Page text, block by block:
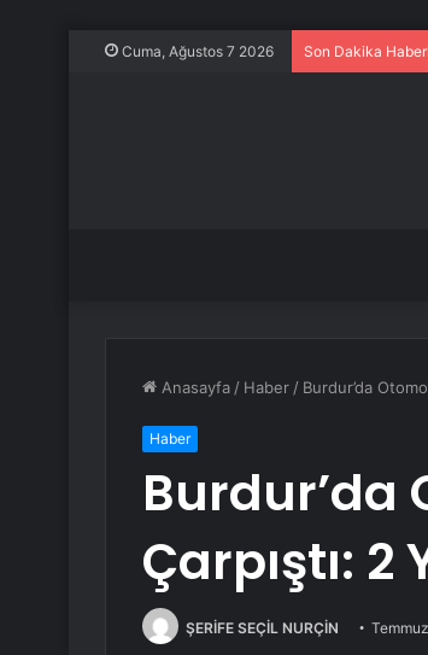
Cuma, Ağustos 7 2026 Son Dakika
Anasayfa / Haber / Burdur’da
Haber
Burdur’da
Çarpıştı: 2
ŞERİFE SEÇİL NURÇİN